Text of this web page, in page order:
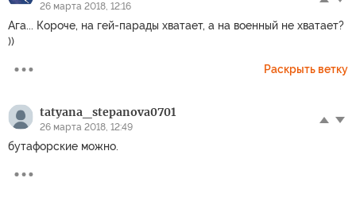
26 марта 2018, 12:16
Ага... Короче, на гей-парады хватает, а на военный не хватает?
))
Раскрыть ветку
tatyana_stepanova0701
26 марта 2018, 12:49
бутафорские можно.